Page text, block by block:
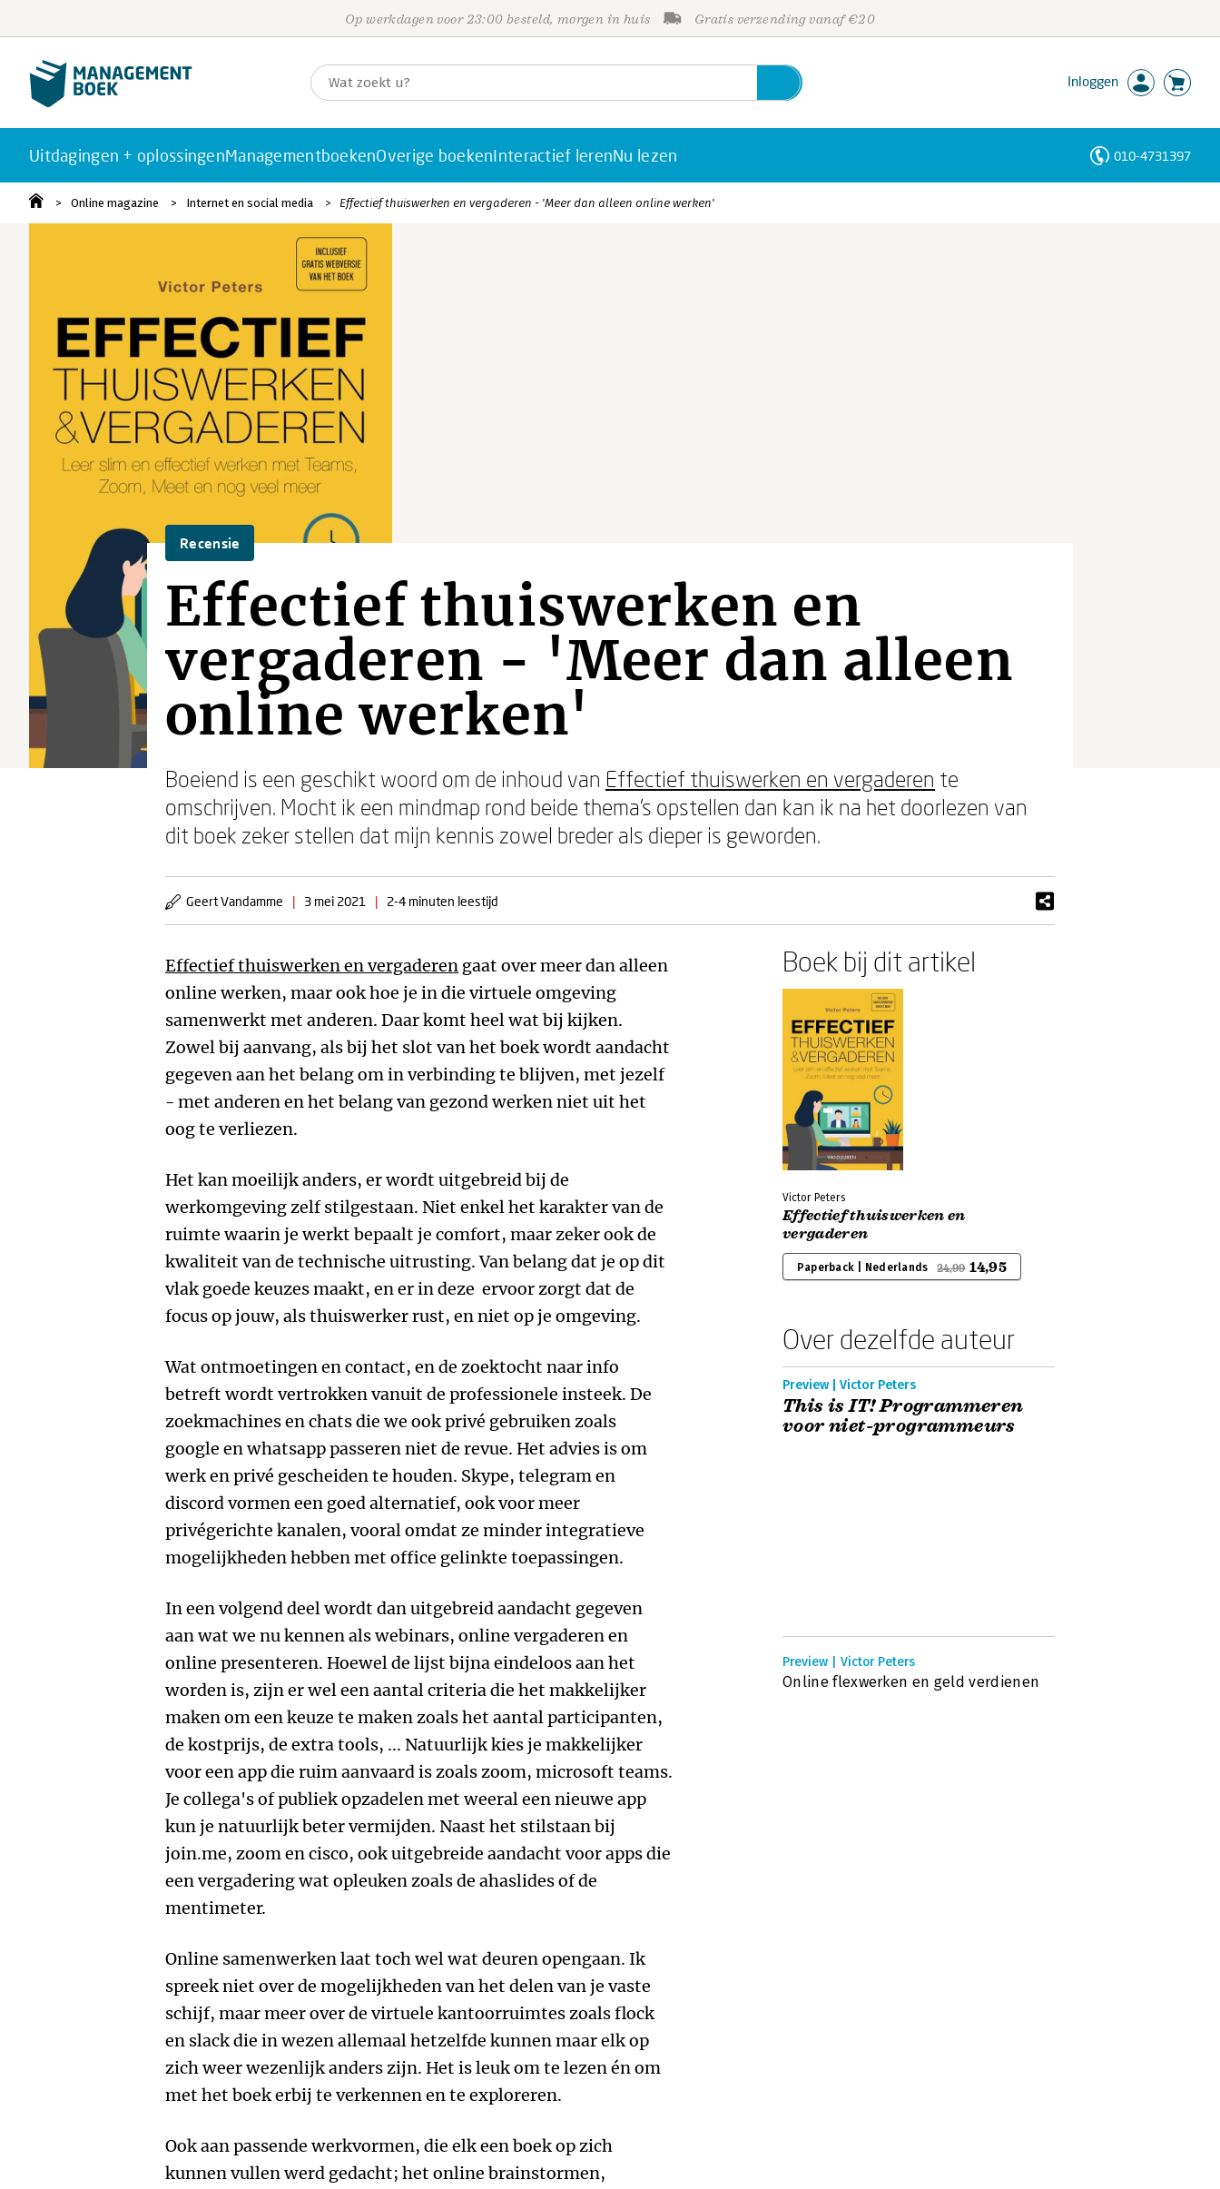
Op werkdagen voor 23:00 besteld, morgen in huis Gratis verzending vanaf €20
Inloggen
Uitdagingen + oplossingenManagementboekenOverige boekenInteractief lerenNu lezen 010-4731397
Online magazine Internet en social media Effectief thuiswerken en vergaderen - 'Meer dan alleen online werken'
Recensie
Effectief thuiswerken en
vergaderen - 'Meer dan alleen
online werken'
Boeiend is een geschikt woord om de inhoud van Effectief thuiswerken en vergaderen te
omschrijven. Mocht ik een mindmap rond beide thema's opstellen dan kan ik na het doorlezen van
dit boek zeker stellen dat mijn kennis zowel breder als dieper is geworden.
Geert Vandamme | 3 mei 2021 | 2-4 minuten leestijd
Effectief thuiswerken en vergaderen gaat over meer dan alleen
online werken, maar ook hoe je in die virtuele omgeving
samenwerkt met anderen. Daar komt heel wat bij kijken.
Zowel bij aanvang, als bij het slot van het boek wordt aandacht
gegeven aan het belang om in verbinding te blijven, met jezelf
- met anderen en het belang van gezond werken niet uit het
oog te verliezen.
Het kan moeilijk anders, er wordt uitgebreid bij de
werkomgeving zelf stilgestaan. Niet enkel het karakter van de
ruimte waarin je werkt bepaalt je comfort, maar zeker ook de
kwaliteit van de technische uitrusting. Van belang dat je op dit
vlak goede keuzes maakt, en er in deze ervoor zorgt dat de
focus op jouw, als thuiswerker rust, en niet op je omgeving.
Wat ontmoetingen en contact, en de zoektocht naar info
betreft wordt vertrokken vanuit de professionele insteek. De
zoekmachines en chats die we ook privé gebruiken zoals
google en whatsapp passeren niet de revue. Het advies is om
werk en privé gescheiden te houden. Skype, telegram en
discord vormen een goed alternatief, ook voor meer
privégerichte kanalen, vooral omdat ze minder integratieve
mogelijkheden hebben met office gelinkte toepassingen.
In een volgend deel wordt dan uitgebreid aandacht gegeven
aan wat we nu kennen als webinars, online vergaderen en
online presenteren. Hoewel de lijst bijna eindeloos aan het
worden is, zijn er wel een aantal criteria die het makkelijker
maken om een keuze te maken zoals het aantal participanten,
de kostprijs, de extra tools, ... Natuurlijk kies je makkelijker
voor een app die ruim aanvaard is zoals zoom, microsoft teams.
Je collega's of publiek opzadelen met weeral een nieuwe app
kun je natuurlijk beter vermijden. Naast het stilstaan bij
join.me, zoom en cisco, ook uitgebreide aandacht voor apps die
een vergadering wat opleuken zoals de ahaslides of de
mentimeter.
Online samenwerken laat toch wel wat deuren opengaan. Ik
spreek niet over de mogelijkheden van het delen van je vaste
schijf, maar meer over de virtuele kantoorruimtes zoals flock
en slack die in wezen allemaal hetzelfde kunnen maar elk op
zich weer wezenlijk anders zijn. Het is leuk om te lezen én om
met het boek erbij te verkennen en te exploreren.
Ook aan passende werkvormen, die elk een boek op zich
kunnen vullen werd gedacht; het online brainstormen,
Boek bij dit artikel
Victor Peters
Effectief thuiswerken en
vergaderen
Paperback | Nederlands 24,99 14,95
Over dezelfde auteur
Preview | Victor Peters
This is IT! Programmeren
voor niet-programmeurs
Preview | Victor Peters
Online flexwerken en geld verdienen
Personen